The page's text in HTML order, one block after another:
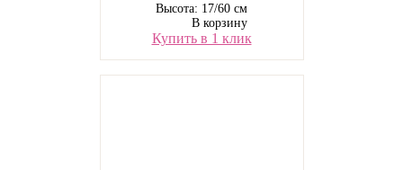
Высота: 17/60 см
В корзину
Купить в 1 клик